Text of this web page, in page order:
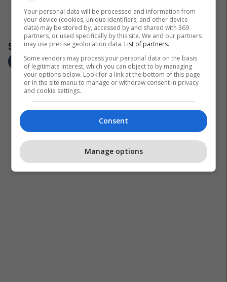
Your personal data will be processed and information from
your device (cookies, unique identifiers, and other device
data) may be stored by, accessed by and shared with 369
partners, or used specifically by this site. We and our partners
may use precise geolocation data. List of partners.
Some vendors may process your personal data on the basis
of legitimate interest, which you can object to by managing
your options below. Look for a link at the bottom of this page
or in the site menu to manage or withdraw consent in privacy
and cookie settings.
Consent
Manage options